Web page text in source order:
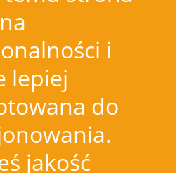
i
lepiej
do
jakość